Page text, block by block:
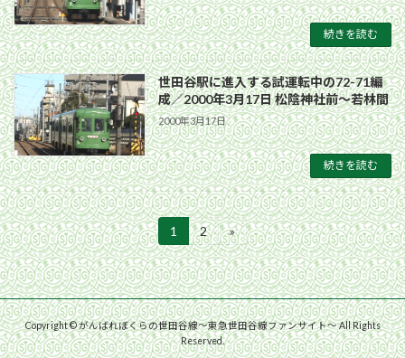
続きを読む
世田谷駅に進入する試運転中の72-71編
成／2000年3月17日 松陰神社前〜若林間
2000年3月17日
続きを読む
投
稿
の
ペ
固
定
ペ
ー
ジ
1
固
定
ペ
ー
ジ
2 »
Copyright © がんばれぼくらの世田谷線〜東急世田谷線ファンサイト〜 All Rights
Reserved.